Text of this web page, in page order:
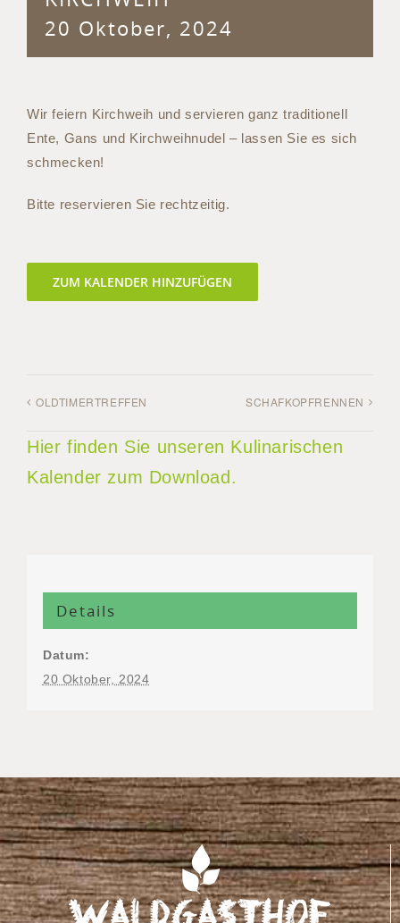
20 Oktober, 2024
Wir feiern Kirchweih und servieren ganz traditionell
Ente, Gans und Kirchweihnudel – lassen Sie es sich
schmecken!
Bitte reservieren Sie rechtzeitig.
ZUM KALENDER HINZUFÜGEN
OLDTIMERTREFFEN SCHAFKOPFRENNEN
Hier finden Sie unseren Kulinarischen
Kalender zum Download.
Details
Datum:
20 Oktober, 2024